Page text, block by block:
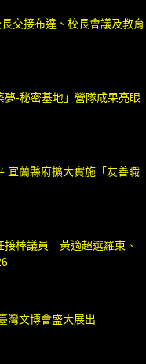
交接布達、校長會議及教育
-秘密基地」營隊成果亮眼
宜蘭縣府擴大實施「友善職
接棒議員 黃適超選羅東、
灣文博會盛大展出